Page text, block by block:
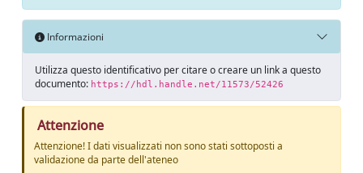
Informazioni
Utilizza questo identificativo per citare o creare un link a questo
documento: https://hdl.handle.net/11573/52426
Attenzione
Attenzione! I dati visualizzati non sono stati sottoposti a
validazione da parte dell'ateneo